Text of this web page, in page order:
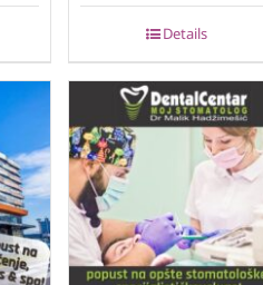
Details